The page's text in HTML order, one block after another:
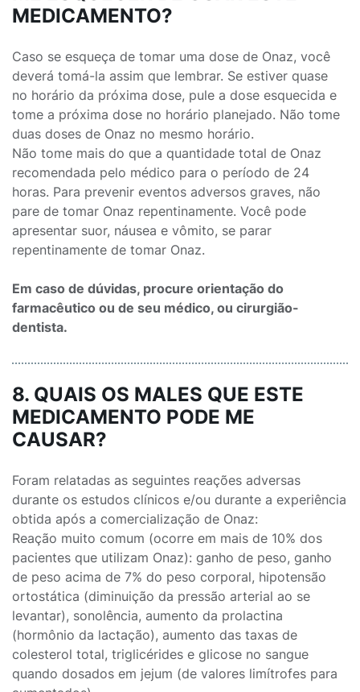
MEDICAMENTO?
Caso se esqueça de tomar uma dose de Onaz, você
deverá tomá-la assim que lembrar. Se estiver quase
no horário da próxima dose, pule a dose esquecida e
tome a próxima dose no horário planejado. Não tome
duas doses de Onaz no mesmo horário.
Não tome mais do que a quantidade total de Onaz
recomendada pelo médico para o período de 24
horas. Para prevenir eventos adversos graves, não
pare de tomar Onaz repentinamente. Você pode
apresentar suor, náusea e vômito, se parar
repentinamente de tomar Onaz.
Em caso de dúvidas, procure orientação do
farmacêutico ou de seu médico, ou cirurgião-
dentista.
8. QUAIS OS MALES QUE ESTE
MEDICAMENTO PODE ME
CAUSAR?
Foram relatadas as seguintes reações adversas
durante os estudos clínicos e/ou durante a experiência
obtida após a comercialização de Onaz:
Reação muito comum (ocorre em mais de 10% dos
pacientes que utilizam Onaz): ganho de peso, ganho
de peso acima de 7% do peso corporal, hipotensão
ortostática (diminuição da pressão arterial ao se
levantar), sonolência, aumento da prolactina
(hormônio da lactação), aumento das taxas de
colesterol total, triglicérides e glicose no sangue
quando dosados em jejum (de valores limítrofes para